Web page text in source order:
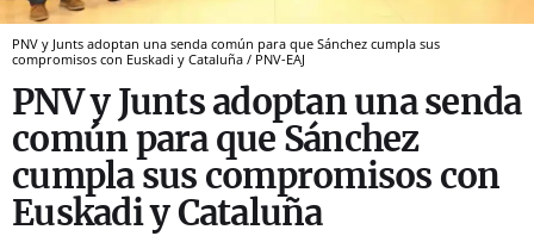
PNV y Junts adoptan una senda común para que Sánchez cumpla sus
compromisos con Euskadi y Cataluña / PNV-EAJ
PNV y Junts adoptan una senda
común para que Sánchez
cumpla sus compromisos con
Euskadi y Cataluña